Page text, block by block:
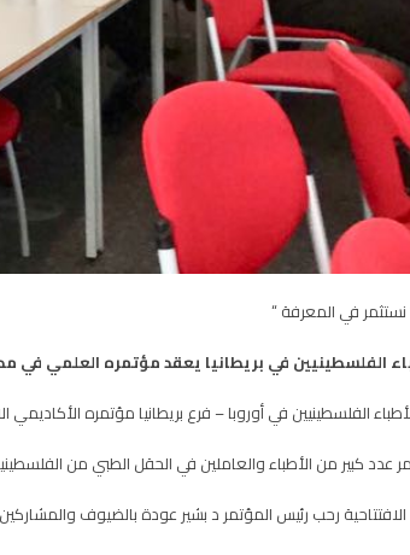
في المعرفة “
الفلسطينيين في بريطانيا يعقد مؤتمره العلمي في
الفلسطينيين في أوروبا – فرع بريطانيا مؤتمره
عدد كبير من الأطباء والعاملين في الحقل الطبي من
رحب رئيس المؤتمر د بشير عودة بالضيوف